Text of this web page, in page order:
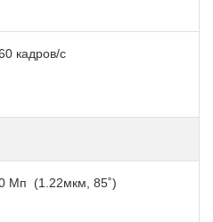
кадров/с
Мп (1.22мкм, 85˚)